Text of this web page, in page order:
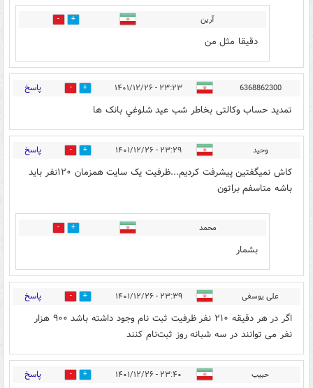
آرین 0
دقیقا مثل من
6368862300 ۲۳:۲۳ - ۱۴۰۱/۱۲/۲۶ 5 پاسخ
تمدید حساب وکالتی بخاطر شب عید شلوغي بانک ها
وحید ۲۳:۲۹ - ۱۴۰۱/۱۲/۲۶ 2 پاسخ
کاش نمیگفتین پیشرفت کردیم...ظرفیت یک سایت همزمان ۱۲۰نفر باید
باشه متاسفم براتون
محمد 0
بشمار
علی یوسفی ۲۳:۳۹ - ۱۴۰۱/۱۲/۲۶ 1 پاسخ
اگر در هر دقیقه ۲۱۰ نفر ظرفیت ثبت نام وجود داشته باشد ۹۰۰ هزار
نفر می توانند در سه شبانه روز ثبت‌نام کنند
حبیب ۲۳:۴۰ - ۱۴۰۱/۱۲/۲۶ 1 پاسخ